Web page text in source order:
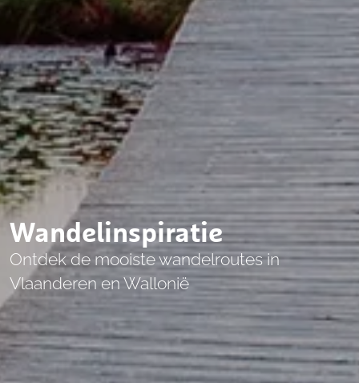
Wandelinspiratie
Ontdek de mooiste wandelroutes in
Vlaanderen en Wallonië